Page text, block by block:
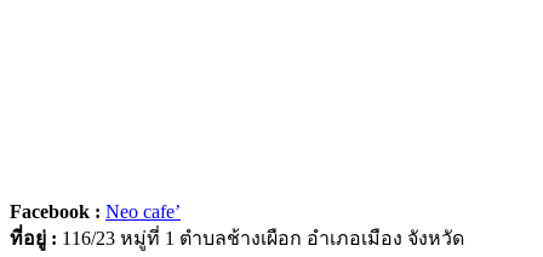
Facebook : Neo cafe’
ที่อยู่ : 116/23 หมู่ที่ 1 ตำบลช้างเผือก อำเภอเมือง จังหวัด